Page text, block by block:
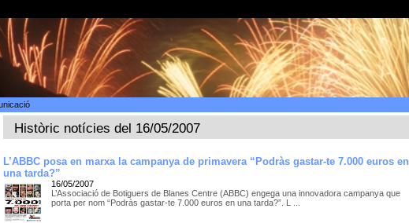
Històric notícies del 16/05/2007
L’ABBC posa en marxa la campanya de primavera “Podràs gastar-te 7.000 euros en
una tarda?”
16/05/2007
L’Associació de Botiguers de Blanes Centre (ABBC) engega una innovadora campanya que
porta per nom “Podràs gastar-te 7.000 euros en una tarda?”. L ...